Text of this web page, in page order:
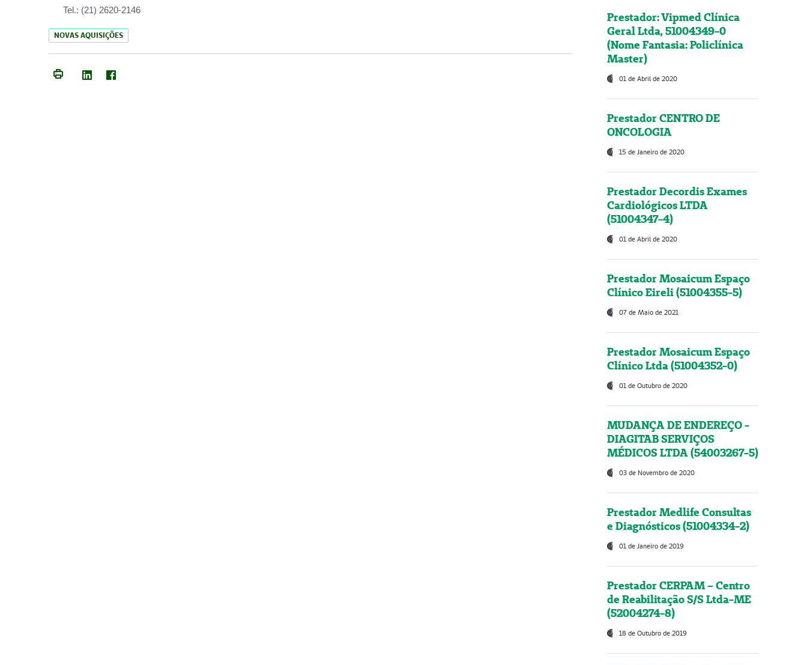
Tel.: (21) 2620-2146
NOVAS AQUISIÇÕES
Prestador: Vipmed Clínica
Geral Ltda, 51004349-0
(Nome Fantasia: Policlínica
Master)
01 de Abril de 2020
Prestador CENTRO DE
ONCOLOGIA
15 de Janeiro de 2020
Prestador Decordis Exames
Cardiológicos LTDA
(51004347-4)
01 de Abril de 2020
Prestador Mosaicum Espaço
Clínico Eireli (51004355-5)
07 de Maio de 2021
Prestador Mosaicum Espaço
Clínico Ltda (51004352-0)
01 de Outubro de 2020
MUDANÇA DE ENDEREÇO -
DIAGITAB SERVIÇOS
MÉDICOS LTDA (54003267-5)
03 de Novembro de 2020
Prestador Medlife Consultas
e Diagnósticos (51004334-2)
01 de Janeiro de 2019
Prestador CERPAM – Centro
de Reabilitação S/S Ltda-ME
(52004274-8)
18 de Outubro de 2019